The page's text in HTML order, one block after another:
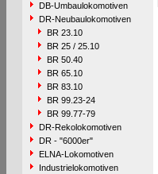
DB-Umbaulokomotiven
DR-Neubaulokomotiven
BR 23.10
BR 25 / 25.10
BR 50.40
BR 65.10
BR 83.10
BR 99.23-24
BR 99.77-79
DR-Rekolokomotiven
DR - "6000er"
ELNA-Lokomotiven
Industrielokomotiven